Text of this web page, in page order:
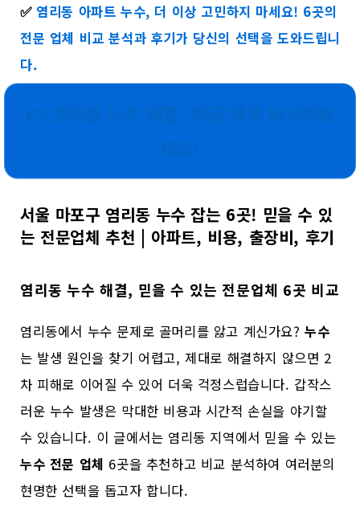
✅ 염리동 아파트 누수, 더 이상 고민하지 마세요! 6곳의
전문 업체 비교 분석과 후기가 당신의 선택을 도와드립니
다.
서울 마포구 염리동 누수 잡는 6곳! 믿을 수 있
는 전문업체 추천 | 아파트, 비용, 출장비, 후기
염리동 누수 해결, 믿을 수 있는 전문업체 6곳 비교
염리동에서 누수 문제로 골머리를 앓고 계신가요?누수
는 발생 원인을 찾기 어렵고, 제대로 해결하지 않으면 2
차 피해로 이어질 수 있어 더욱 걱정스럽습니다. 갑작스
러운 누수 발생은 막대한 비용과 시간적 손실을 야기할
수 있습니다. 이 글에서는 염리동 지역에서 믿을 수 있는
누수 전문 업체 6곳을 추천하고 비교 분석하여 여러분의
현명한 선택을 돕고자 합니다.